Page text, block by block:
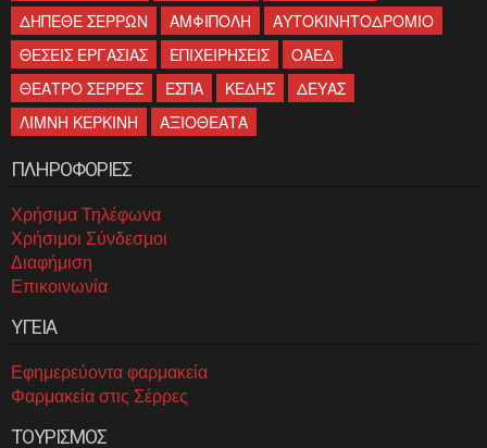
ΔΗΠΕΘΕ ΣΕΡΡΩΝ
ΑΜΦΙΠΟΛΗ
ΑΥΤΟΚΙΝΗΤΟΔΡΟΜΙΟ
ΘΕΣΕΙΣ ΕΡΓΑΣΙΑΣ
ΕΠΙΧΕΙΡΗΣΕΙΣ
ΟΑΕΔ
ΘΕΑΤΡΟ ΣΕΡΡΕΣ
ΕΣΠΑ ΚΕΔΗΣ
ΔΕΥΑΣ
ΛΙΜΝΗ ΚΕΡΚΙΝΗ
ΑΞΙΟΘΕΑΤΑ
ΠΛΗΡΟΦΟΡΙΕΣ
Χρήσιμα Τηλέφωνα
Χρήσιμοι Σύνδεσμοι
Διαφήμιση
Επικοινωνία
ΥΓΕΙΑ
Εφημερεύοντα φαρμακεία
Φαρμακεία στις Σέρρες
ΤΟΥΡΙΣΜΟΣ